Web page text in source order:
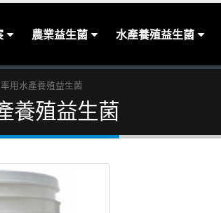
農業益生菌 水產養殖益生菌
用水產養殖益生菌
養殖益生菌